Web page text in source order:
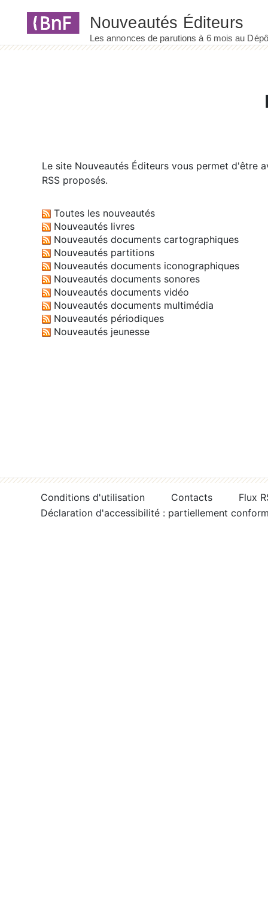
Le site Nouveautés Éditeurs vous permet d'être
RSS proposés.
Toutes les nouveautés
Nouveautés livres
Nouveautés documents cartographiques
Nouveautés partitions
Nouveautés documents iconographiques
Nouveautés documents sonores
Nouveautés documents vidéo
Nouveautés documents multimédia
Nouveautés périodiques
Nouveautés jeunesse
Conditions d'utilisation Contacts
Flux
Déclaration d'accessibilité : partiellement